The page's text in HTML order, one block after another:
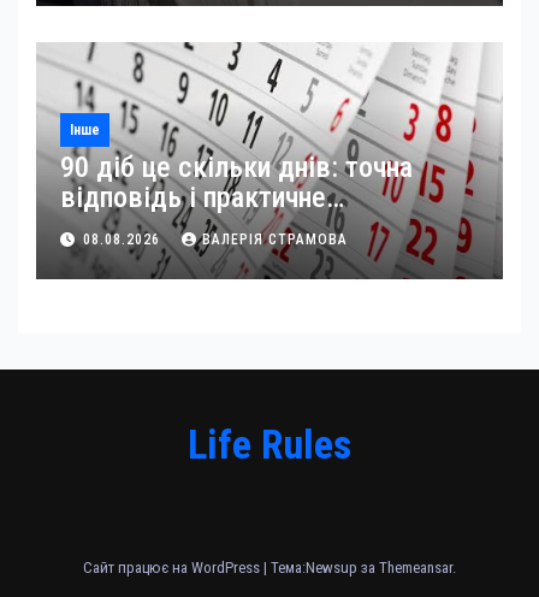
Інше
90 діб це скільки днів: точна
відповідь і практичне
застосування
08.08.2026 ВАЛЕРІЯ СТРАМОВА
Life Rules
Сайт працює на WordPress | Тема:Newsup за Themeansar.